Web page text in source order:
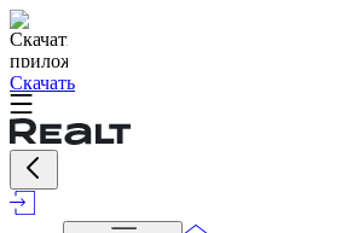
Скачать